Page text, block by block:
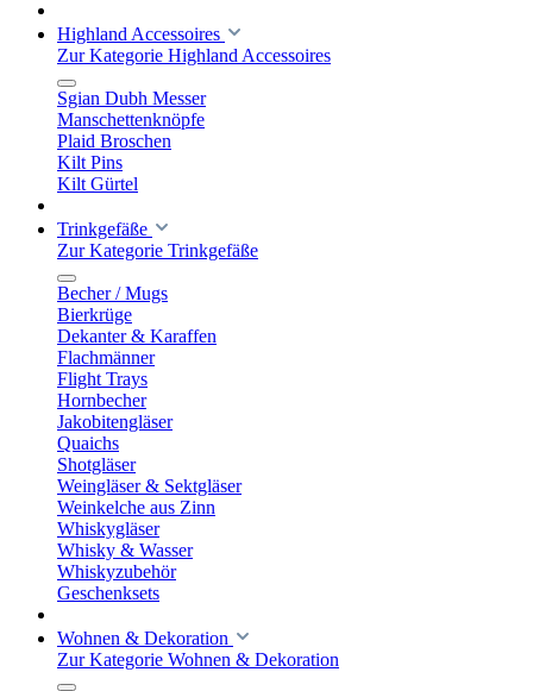
Highland Accessoires
Zur Kategorie Highland Accessoires
Sgian Dubh Messer
Manschettenknöpfe
Plaid Broschen
Kilt Pins
Kilt Gürtel
Trinkgefäße
Zur Kategorie Trinkgefäße
Becher / Mugs
Bierkrüge
Dekanter & Karaffen
Flachmänner
Flight Trays
Hornbecher
Jakobitengläser
Quaichs
Shotgläser
Weingläser & Sektgläser
Weinkelche aus Zinn
Whiskygläser
Whisky & Wasser
Whiskyzubehör
Geschenksets
Wohnen & Dekoration
Zur Kategorie Wohnen & Dekoration